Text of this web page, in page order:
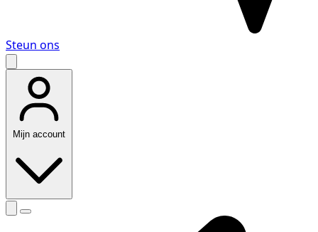
Steun ons
Mijn account